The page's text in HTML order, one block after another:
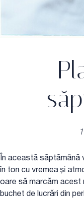
În această săptămână
în ton cu vremea și
oare să marcăm acest
buchet de lucrări din